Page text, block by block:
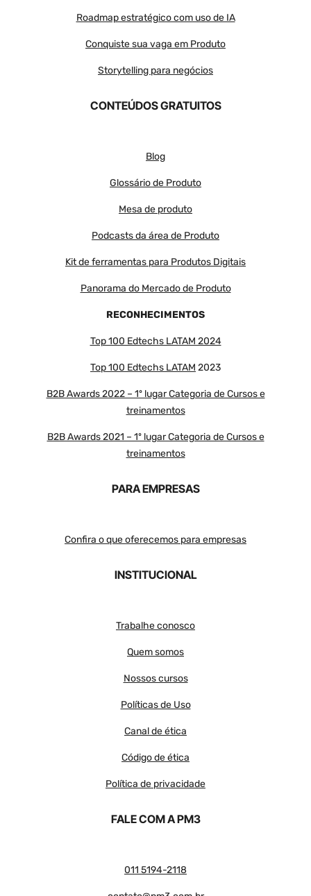
Roadmap estratégico com uso de IA
Conquiste sua vaga em Produto
Storytelling para negócios
CONTEÚDOS GRATUITOS
Blog
Glossário de Produto
Mesa de produto
Podcasts da área de Produto
Kit de ferramentas para Produtos Digitais
Panorama do Mercado de Produto
RECONHECIMENTOS
Top 100 Edtechs LATAM 2024
Top 100 Edtechs LATAM 2023
B2B Awards 2022 – 1º lugar Categoria de Cursos e
treinamentos
B2B Awards 2021 – 1º lugar Categoria de Cursos e
treinamentos
PARA EMPRESAS
Confira o que oferecemos para empresas
INSTITUCIONAL
Trabalhe conosco
Quem somos
Nossos cursos
Políticas de Uso
Canal de ética
Código de ética
Política de privacidade
FALE COM A PM3
011 5194-2118